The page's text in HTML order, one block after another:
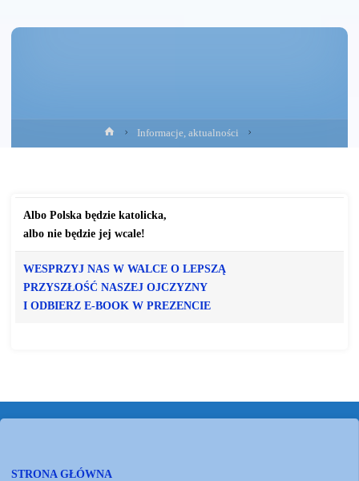
Strona
główna
Informacje, aktualności
Albo Polska będzie katolicka,
albo nie będzie jej wcale!
WESPRZYJ NAS W WALCE O LEPSZĄ
PRZYSZŁOŚĆ NASZEJ OJCZYZNY
I ODBIERZ E-BOOK W PREZENCIE
STRONA GŁÓWNA